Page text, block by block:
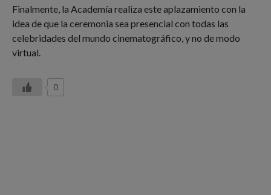
Finalmente, la Academía realiza este aplazamiento con la
idea de que la ceremonia sea presencial con todas las
celebridades del mundo cinematográfico, y no de modo
virtual.
0